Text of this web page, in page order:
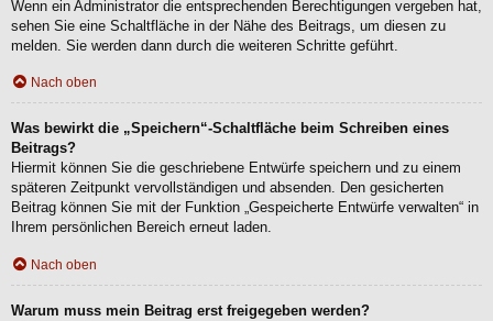
Wenn ein Administrator die entsprechenden Berechtigungen vergeben hat,
sehen Sie eine Schaltfläche in der Nähe des Beitrags, um diesen zu
melden. Sie werden dann durch die weiteren Schritte geführt.
Nach oben
Was bewirkt die „Speichern“-Schaltfläche beim Schreiben eines
Beitrags?
Hiermit können Sie die geschriebene Entwürfe speichern und zu einem
späteren Zeitpunkt vervollständigen und absenden. Den gesicherten
Beitrag können Sie mit der Funktion „Gespeicherte Entwürfe verwalten“ in
Ihrem persönlichen Bereich erneut laden.
Nach oben
Warum muss mein Beitrag erst freigegeben werden?